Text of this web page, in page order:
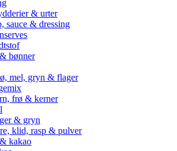
& urter
sauce & dressing
bønner
mel, gryn & flager
frø & kerner
& gryn
klid, rasp & pulver
kakao